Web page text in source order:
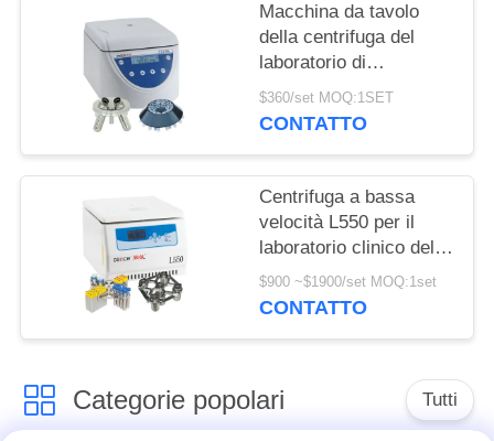
Macchina da tavolo
della centrifuga del
laboratorio di
rendimento elevato,
centrifuga a bassa
$360/set MOQ:1SET
CONTATTO
Centrifuga a bassa
velocità L550 per il
laboratorio clinico della
coltura cellulare e della
medicina
$900 ~$1900/set MOQ:1set
CONTATTO
Categorie popolari Tutti